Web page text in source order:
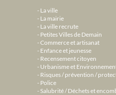
La ville
La mairie
La ville recrute
Petites Villes de Demain
Commerce et artisanat
Enfance et jeunesse
Recensement citoyen
Urbanisme et
Risques / prévention /
Police
Salubrité / Déchets et